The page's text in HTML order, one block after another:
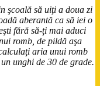
şcoală să uiţi a doua zi
aberantă ca să iei o
fără să-ţi mai aduci
romb, de pildă aşa
aria unui romb
unghi de 30 de grade.